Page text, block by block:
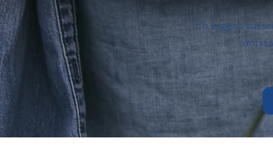
En ergens